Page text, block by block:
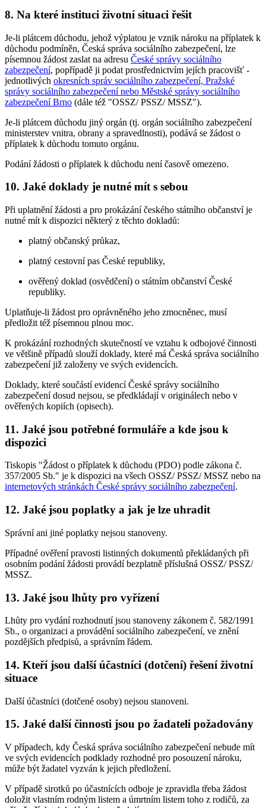
8. Na které instituci životní situaci řešit
Je-li plátcem důchodu, jehož výplatou je vznik nároku na příplatek k
důchodu podmíněn, Česká správa sociálního zabezpečení, lze
písemnou žádost zaslat na adresu České správy sociálního
zabezpečení, popřípadě ji podat prostřednictvím jejích pracovišť -
jednotlivých okresních správ sociálního zabezpečení, Pražské
správy sociálního zabezpečení nebo Městské správy sociálního
zabezpečení Brno (dále též "OSSZ/ PSSZ/ MSSZ").
Je-li plátcem důchodu jiný orgán (tj. orgán sociálního zabezpečení
ministerstev vnitra, obrany a spravedlnosti), podává se žádost o
příplatek k důchodu tomuto orgánu.
Podání žádosti o příplatek k důchodu není časově omezeno.
10. Jaké doklady je nutné mít s sebou
Při uplatnění žádosti a pro prokázání českého státního občanství je
nutné mít k dispozici některý z těchto dokladů:
platný občanský průkaz,
platný cestovní pas České republiky,
ověřený doklad (osvědčení) o státním občanství České
republiky.
Uplatňuje-li žádost pro oprávněného jeho zmocněnec, musí
předložit též písemnou plnou moc.
K prokázání rozhodných skutečností ve vztahu k odbojové činnosti
ve většině případů slouží doklady, které má Česká správa sociálního
zabezpečení již založeny ve svých evidencích.
Doklady, které součástí evidencí České správy sociálního
zabezpečení dosud nejsou, se předkládají v originálech nebo v
ověřených kopiích (opisech).
11. Jaké jsou potřebné formuláře a kde jsou k
dispozici
Tiskopis "Žádost o příplatek k důchodu (PDO) podle zákona č.
357/2005 Sb." je k dispozici na všech OSSZ/ PSSZ/ MSSZ nebo na
internetových stránkách České správy sociálního zabezpečení.
12. Jaké jsou poplatky a jak je lze uhradit
Správní ani jiné poplatky nejsou stanoveny.
Případné ověření pravosti listinných dokumentů překládaných při
osobním podání žádosti provádí bezplatně příslušná OSSZ/ PSSZ/
MSSZ.
13. Jaké jsou lhůty pro vyřízení
Lhůty pro vydání rozhodnutí jsou stanoveny zákonem č. 582/1991
Sb., o organizaci a provádění sociálního zabezpečení, ve znění
pozdějších předpisů, a správním řádem.
14. Kteří jsou další účastníci (dotčení) řešení životní
situace
Další účastníci (dotčené osoby) nejsou stanoveni.
15. Jaké další činnosti jsou po žadateli požadovány
V případech, kdy Česká správa sociálního zabezpečení nebude mít
ve svých evidencích podklady rozhodné pro posouzení nároku,
může být žadatel vyzván k jejich předložení.
V případě sirotků po účastnících odboje je zpravidla třeba žádost
doložit vlastním rodným listem a úmrtním listem toho z rodičů, za